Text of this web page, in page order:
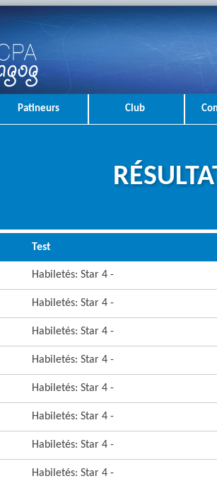
Patineurs Club
Test
Habiletés: Star 4 -
Habiletés: Star 4 -
Habiletés: Star 4 -
Habiletés: Star 4 -
Habiletés: Star 4 -
Habiletés: Star 4 -
Habiletés: Star 4 -
Habiletés: Star 4 -